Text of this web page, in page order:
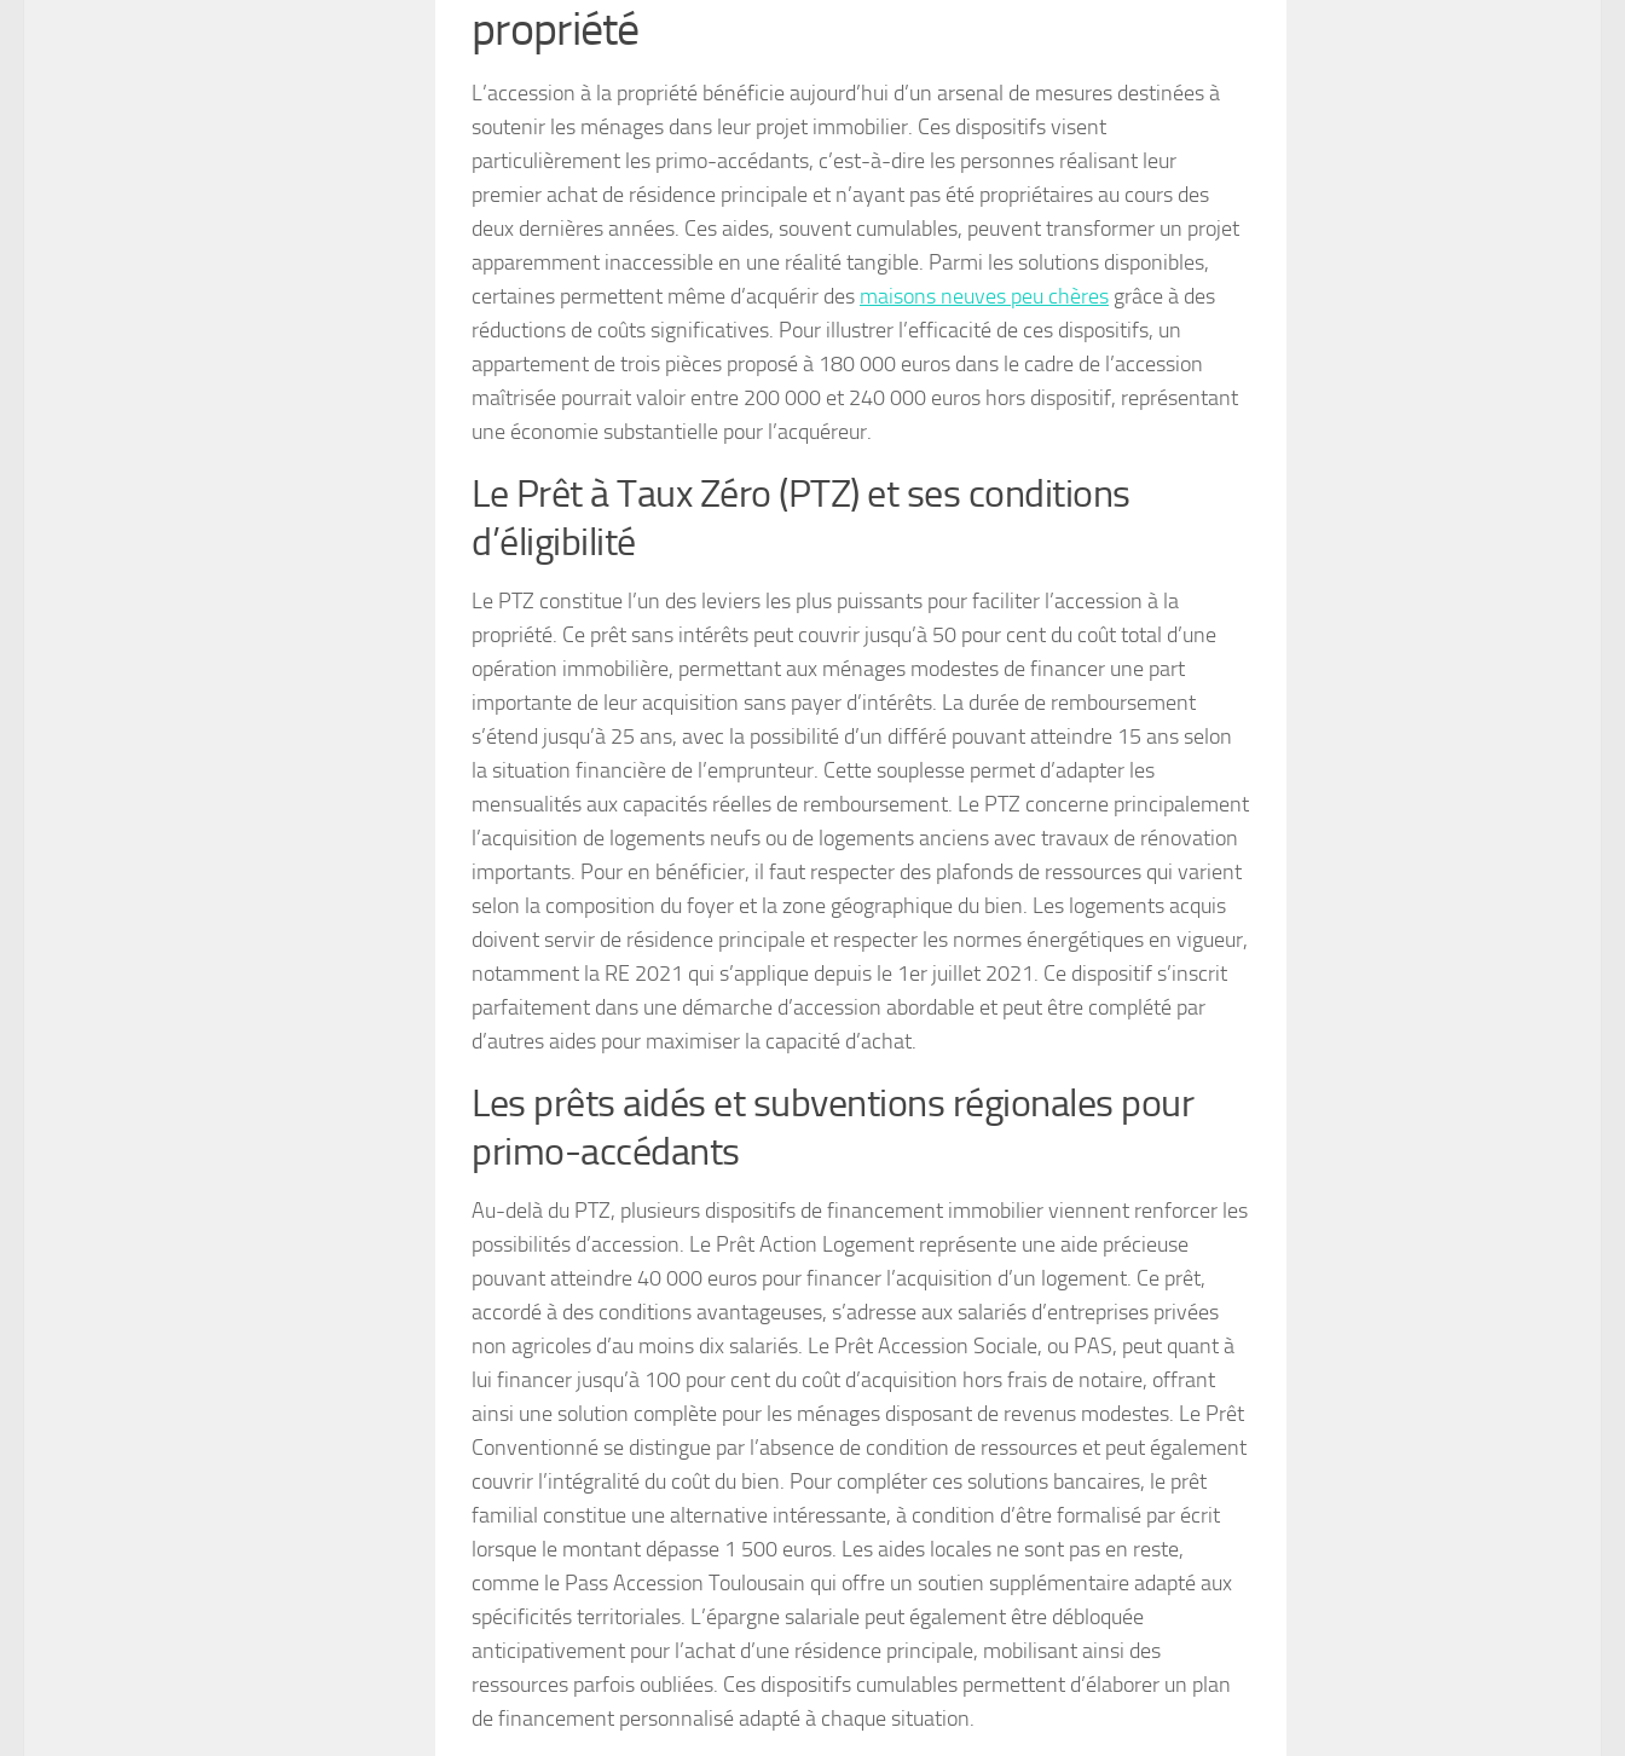
propriété
L’accession à la propriété bénéficie aujourd’hui d’un arsenal de mesures destinées à
soutenir les ménages dans leur projet immobilier. Ces dispositifs visent
particulièrement les primo-accédants, c’est-à-dire les personnes réalisant leur
premier achat de résidence principale et n’ayant pas été propriétaires au cours des
deux dernières années. Ces aides, souvent cumulables, peuvent transformer un projet
apparemment inaccessible en une réalité tangible. Parmi les solutions disponibles,
certaines permettent même d’acquérir des maisons neuves peu chères grâce à des
réductions de coûts significatives. Pour illustrer l’efficacité de ces dispositifs, un
appartement de trois pièces proposé à 180 000 euros dans le cadre de l’accession
maîtrisée pourrait valoir entre 200 000 et 240 000 euros hors dispositif, représentant
une économie substantielle pour l’acquéreur.
Le Prêt à Taux Zéro (PTZ) et ses conditions
d’éligibilité
Le PTZ constitue l’un des leviers les plus puissants pour faciliter l’accession à la
propriété. Ce prêt sans intérêts peut couvrir jusqu’à 50 pour cent du coût total d’une
opération immobilière, permettant aux ménages modestes de financer une part
importante de leur acquisition sans payer d’intérêts. La durée de remboursement
s’étend jusqu’à 25 ans, avec la possibilité d’un différé pouvant atteindre 15 ans selon
la situation financière de l’emprunteur. Cette souplesse permet d’adapter les
mensualités aux capacités réelles de remboursement. Le PTZ concerne principalement
l’acquisition de logements neufs ou de logements anciens avec travaux de rénovation
importants. Pour en bénéficier, il faut respecter des plafonds de ressources qui varient
selon la composition du foyer et la zone géographique du bien. Les logements acquis
doivent servir de résidence principale et respecter les normes énergétiques en vigueur,
notamment la RE 2021 qui s’applique depuis le 1er juillet 2021. Ce dispositif s’inscrit
parfaitement dans une démarche d’accession abordable et peut être complété par
d’autres aides pour maximiser la capacité d’achat.
Les prêts aidés et subventions régionales pour
primo-accédants
Au-delà du PTZ, plusieurs dispositifs de financement immobilier viennent renforcer les
possibilités d’accession. Le Prêt Action Logement représente une aide précieuse
pouvant atteindre 40 000 euros pour financer l’acquisition d’un logement. Ce prêt,
accordé à des conditions avantageuses, s’adresse aux salariés d’entreprises privées
non agricoles d’au moins dix salariés. Le Prêt Accession Sociale, ou PAS, peut quant à
lui financer jusqu’à 100 pour cent du coût d’acquisition hors frais de notaire, offrant
ainsi une solution complète pour les ménages disposant de revenus modestes. Le Prêt
Conventionné se distingue par l’absence de condition de ressources et peut également
couvrir l’intégralité du coût du bien. Pour compléter ces solutions bancaires, le prêt
familial constitue une alternative intéressante, à condition d’être formalisé par écrit
lorsque le montant dépasse 1 500 euros. Les aides locales ne sont pas en reste,
comme le Pass Accession Toulousain qui offre un soutien supplémentaire adapté aux
spécificités territoriales. L’épargne salariale peut également être débloquée
anticipativement pour l’achat d’une résidence principale, mobilisant ainsi des
ressources parfois oubliées. Ces dispositifs cumulables permettent d’élaborer un plan
de financement personnalisé adapté à chaque situation.